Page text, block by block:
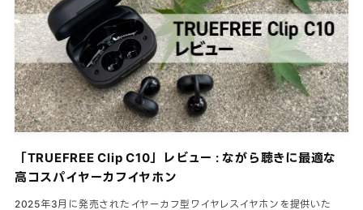
「TRUEFREE Clip C10」レビュー : ながら聴きに最適な
高コスパイヤーカフイヤホン
2025年3月に発売されたイヤーカフ型ワイヤレスイヤホンを提供いた